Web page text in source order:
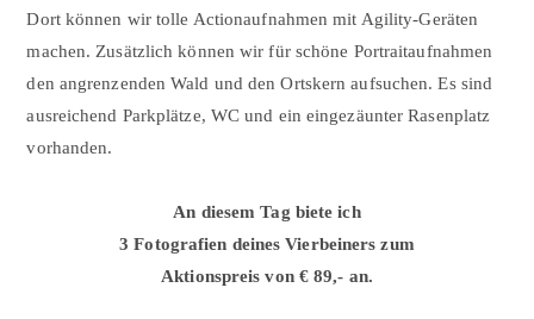
Dort können wir tolle Actionaufnahmen mit Agility-Geräten
machen. Zusätzlich können wir für schöne Portraitaufnahmen
den angrenzenden Wald und den Ortskern aufsuchen. Es sind
ausreichend Parkplätze, WC und ein eingezäunter Rasenplatz
vorhanden.
An diesem Tag biete ich
3 Fotografien deines Vierbeiners zum
Aktionspreis von € 89,- an.